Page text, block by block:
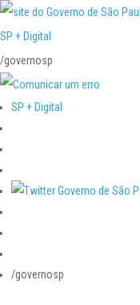
SP + Digital
/governosp
SP + Digital
/governosp